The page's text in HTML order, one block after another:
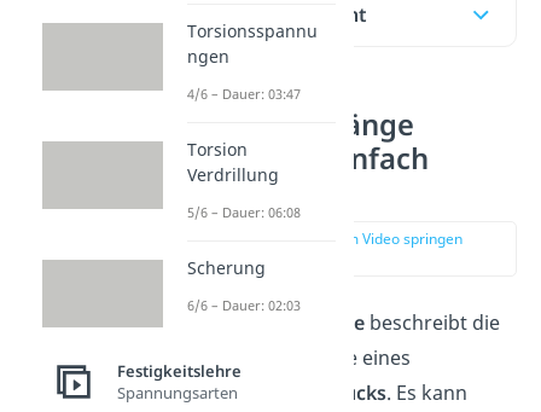
Inhaltsübersicht
Gestreckte Länge
berechnen einfach
erklärt
zur Stelle im Video springen
Die gestreckte Längebeschreibt die
ursprüngliche Länge eines
gebogenen
Werkstücks. Es kann
Torsionsspannu
ngen
4/6 – Dauer: 03:47
Torsion
Verdrillung
5/6 – Dauer: 06:08
Scherung
6/6 – Dauer: 02:03
Festigkeitslehre
Spannungsarten